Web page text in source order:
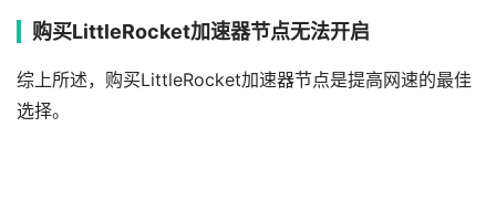
购买LittleRocket加速器节点无法开启
综上所述，购买LittleRocket加速器节点是提高网速的最佳
选择。